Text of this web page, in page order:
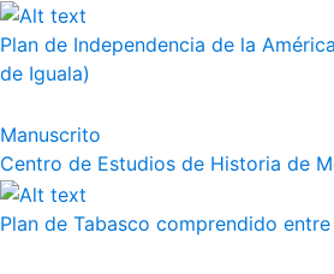
Plan de Independencia de la
de Iguala)
Manuscrito
Centro de Estudios de Historia de
Plan de Tabasco comprendido